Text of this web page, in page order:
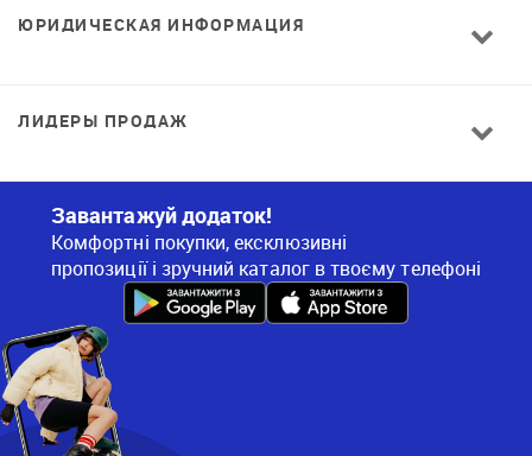
ЮРИДИЧЕСКАЯ ИНФОРМАЦИЯ
ЛИДЕРЫ ПРОДАЖ
Завантажуй додаток!
Комфортні покупки, ексклюзивні
пропозиції і зручний каталог в твоєму телефоні